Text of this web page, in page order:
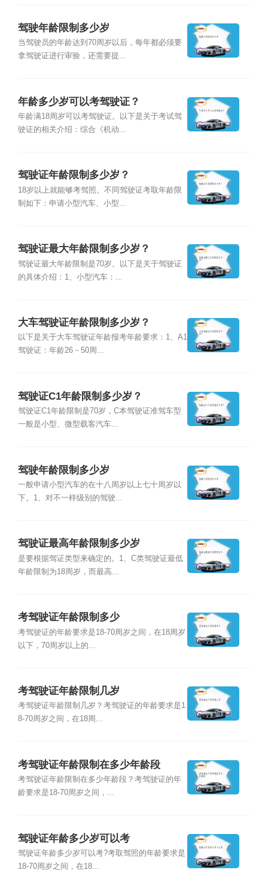
驾驶年龄限制多少岁
当驾驶员的年龄达到70周岁以后，每年都必须要
拿驾驶证进行审验，还需要提...
年龄多少岁可以考驾驶证？
年龄满18周岁可以考驾驶证。以下是关于考试驾
驶证的相关介绍：综合《机动...
驾驶证年龄限制多少岁？
18岁以上就能够考驾照。不同驾驶证考取年龄限
制如下：申请小型汽车、小型...
驾驶证最大年龄限制多少岁？
驾驶证最大年龄限制是70岁。以下是关于驾驶证
的具体介绍：1、小型汽车：...
大车驾驶证年龄限制多少岁？
以下是关于大车驾驶证年龄报考年龄要求：1、A1
驾驶证：年龄26－50周...
驾驶证C1年龄限制多少岁？
驾驶证C1年龄限制是70岁，C本驾驶证准驾车型
一般是小型、微型载客汽车...
驾驶年龄限制多少岁
​一般申请小型汽车的在十八周岁以上七十周岁以
下。1、对不一样级别的驾驶...
驾驶证最高年龄限制多少岁
是要根据驾证类型来确定的。1、C类驾驶证最低
年龄限制为18周岁，而最高...
考驾驶证年龄限制多少
考驾驶证的年龄要求是18-70周岁之间，在18周岁
以下，70周岁以上的...
考驾驶证年龄限制几岁
考驾驶证年龄限制几岁？考驾驶证的年龄要求是1
8-70周岁之间，在18周...
考驾驶证年龄限制在多少年龄段
考驾驶证年龄限制在多少年龄段？考驾驶证的年
龄要求是18-70周岁之间，...
驾驶证年龄多少岁可以考
驾驶证年龄多少岁可以考?考取驾照的年龄要求是
18-70周岁之间，在18...